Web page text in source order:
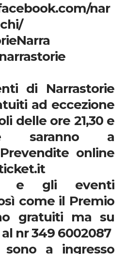
nar
di Narrastorie
ad eccezione
delle ore 21,30 e
saranno a
online
e gli eventi
come il Premio
gratuiti ma su
nr 349 6002087
a ingresso